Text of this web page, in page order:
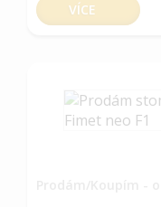
VÍCE